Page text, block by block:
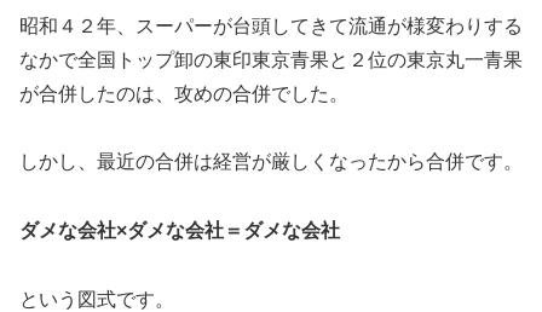
昭和４２年、スーパーが台頭してきて流通が様変わりする
なかで全国トップ卸の東印東京青果と２位の東京丸一青果
が合併したのは、攻めの合併でした。
しかし、最近の合併は経営が厳しくなったから合併です。
ダメな会社×ダメな会社＝ダメな会社
という図式です。